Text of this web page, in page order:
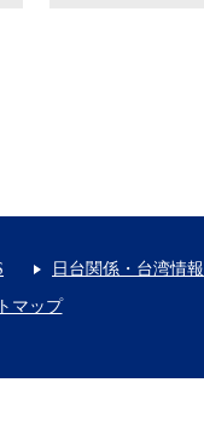
日台関係・台湾情報
マップ